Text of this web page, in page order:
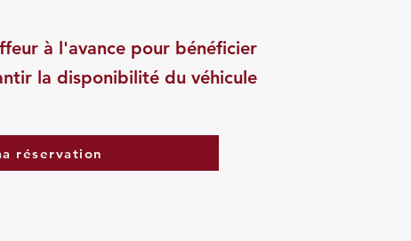
à l'avance pour bénéficier
la disponibilité du véhicule
réservation